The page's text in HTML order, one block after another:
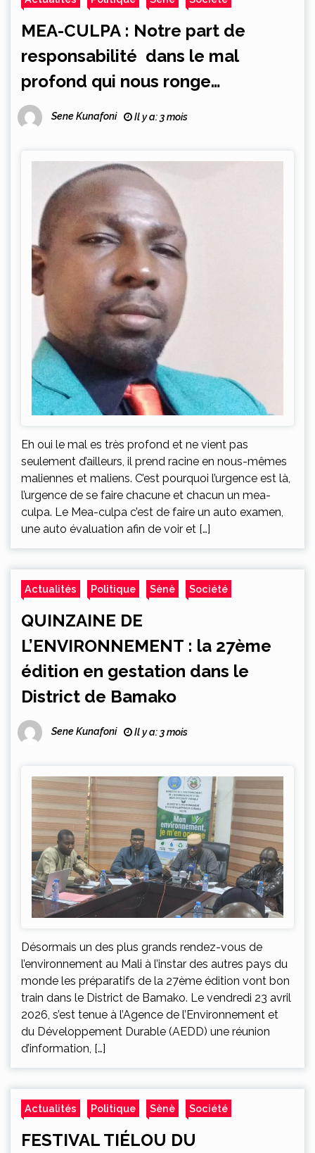
MEA-CULPA : Notre part de
responsabilité dans le mal
profond qui nous ronge…
Sene Kunafoni Il y a: 3 mois
Eh oui le mal es très profond et ne vient pas
seulement d’ailleurs, il prend racine en nous-mêmes
maliennes et maliens. C’est pourquoi l’urgence est là,
l’urgence de se faire chacune et chacun un mea-
culpa. Le Mea-culpa c’est de faire un auto examen,
une auto évaluation afin de voir et […]
Actualités Politique Sènè Société
QUINZAINE DE
L’ENVIRONNEMENT : la 27ème
édition en gestation dans le
District de Bamako
Sene Kunafoni Il y a: 3 mois
Désormais un des plus grands rendez-vous de
l’environnement au Mali à l’instar des autres pays du
monde les préparatifs de la 27ème édition vont bon
train dans le District de Bamako. Le vendredi 23 avril
2026, s’est tenue à l’Agence de l’Environnement et
du Développement Durable (AEDD) une réunion
d’information, […]
Actualités Politique Sènè Société
FESTIVAL TIÉLOU DU